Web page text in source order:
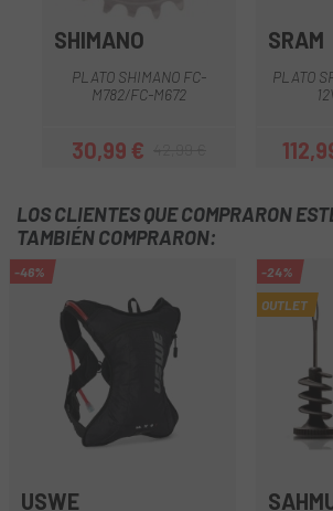
SHIMANO
PLATO SHIMANO FC-
M782/FC-M672
Precio
30,99 €Precio regular
SRAM
PLATO
LOS CLIENTES QUE COMPRARON
TAMBIÉN COMPRARON:
-46%
USWE
-24%
OUTLET